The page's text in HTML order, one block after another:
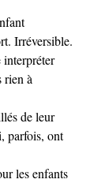
Irréversible.
interpréter
rien à
de leur
parfois, ont
les enfants